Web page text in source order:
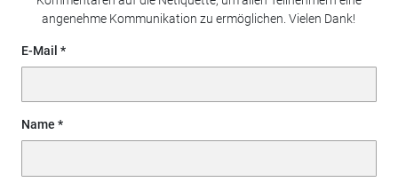
angenehme Kommunikation zu ermöglichen. Vielen Dank!
E-Mail
Name